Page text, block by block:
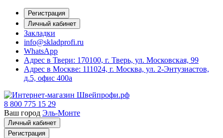
Регистрация
Личный кабинет
Закладки
info@skladprofi.ru
WhatsApp
Адрес в Твери: 170100, г. Тверь, ул. Московская, 99
Адрес в Москве: 111024, г. Москва, ул. 2-Энтузиастов,
д.5, офис 400а
8 800 775 15 29
Ваш город Эль-Монте
Личный кабинет
Регистрация